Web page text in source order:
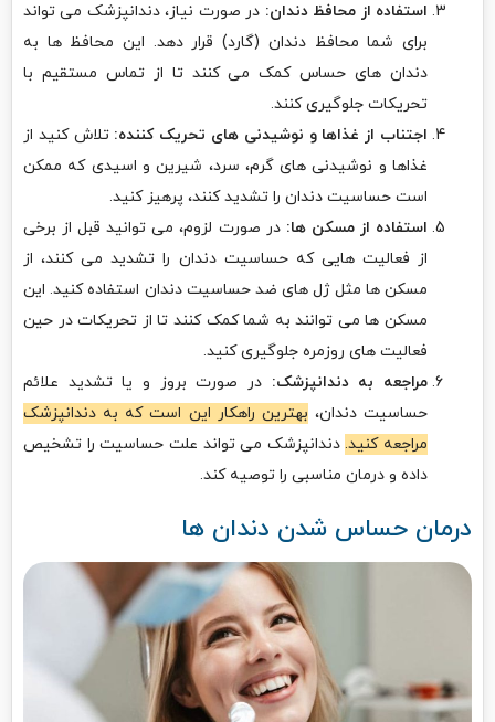
استفاده از محافظ دندان: در صورت نیاز، دندانپزشک می تواند
برای شما محافظ دندان (گارد) قرار دهد. این محافظ ها به
دندان های حساس کمک می کنند تا از تماس مستقیم با
تحریکات جلوگیری کنند.
اجتناب از غذاها و نوشیدنی های تحریک کننده: تلاش کنید از
غذاها و نوشیدنی های گرم، سرد، شیرین و اسیدی که ممکن
است حساسیت دندان را تشدید کنند، پرهیز کنید.
استفاده از مسکن ها: در صورت لزوم، می توانید قبل از برخی
از فعالیت هایی که حساسیت دندان را تشدید می کنند، از
مسکن ها مثل ژل های ضد حساسیت دندان استفاده کنید. این
مسکن ها می توانند به شما کمک کنند تا از تحریکات در حین
فعالیت های روزمره جلوگیری کنید.
مراجعه به دندانپزشک: در صورت بروز و یا تشدید علائم
حساسیت دندان، بهترین راهکار این است که به دندانپزشک
مراجعه کنید. دندانپزشک می تواند علت حساسیت را تشخیص
داده و درمان مناسبی را توصیه کند.
درمان حساس شدن دندان ها